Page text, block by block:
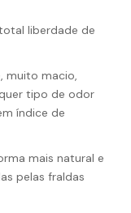
liberdade de
muito macio,
tipo de odor
índice de
mais natural e
pelas fraldas